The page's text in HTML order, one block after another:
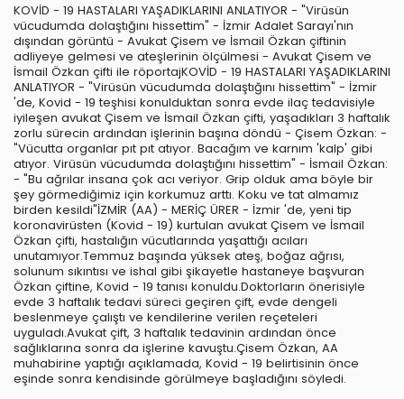
KOVİD - 19 HASTALARI YAŞADIKLARINI ANLATIYOR - "Virüsün
vücudumda dolaştığını hissettim" - İzmir Adalet Sarayı'nın
dışından görüntü - Avukat Çisem ve İsmail Özkan çiftinin
adliyeye gelmesi ve ateşlerinin ölçülmesi - Avukat Çisem ve
İsmail Özkan çifti ile röportajKOVİD - 19 HASTALARI YAŞADIKLARINI
ANLATIYOR - "Virüsün vücudumda dolaştığını hissettim" - İzmir
'de, Kovid - 19 teşhisi konulduktan sonra evde ilaç tedavisiyle
iyileşen avukat Çisem ve İsmail Özkan çifti, yaşadıkları 3 haftalık
zorlu sürecin ardından işlerinin başına döndü - Çisem Özkan: -
"Vücutta organlar pıt pıt atıyor. Bacağım ve karnım 'kalp' gibi
atıyor. Virüsün vücudumda dolaştığını hissettim" - İsmail Özkan:
- "Bu ağrılar insana çok acı veriyor. Grip olduk ama böyle bir
şey görmediğimiz için korkumuz arttı. Koku ve tat almamız
birden kesildi"İZMİR (AA) - MERİÇ ÜRER - İzmir 'de, yeni tip
koronavirüsten (Kovid - 19) kurtulan avukat Çisem ve İsmail
Özkan çifti, hastalığın vücutlarında yaşattığı acıları
unutamıyor.Temmuz başında yüksek ateş, boğaz ağrısı,
solunum sıkıntısı ve ishal gibi şikayetle hastaneye başvuran
Özkan çiftine, Kovid - 19 tanısı konuldu.Doktorların önerisiyle
evde 3 haftalık tedavi süreci geçiren çift, evde dengeli
beslenmeye çalıştı ve kendilerine verilen reçeteleri
uyguladı.Avukat çift, 3 haftalık tedavinin ardından önce
sağlıklarına sonra da işlerine kavuştu.Çisem Özkan, AA
muhabirine yaptığı açıklamada, Kovid - 19 belirtisinin önce
eşinde sonra kendisinde görülmeye başladığını söyledi.